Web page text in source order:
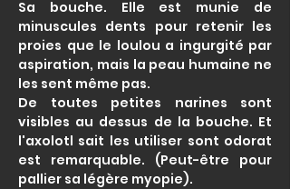
Sa bouche. Elle est munie de
minuscules dents pour retenir les
proies que le loulou a ingurgité par
aspiration, mais la peau humaine ne
les sent même pas.
De toutes petites narines sont
visibles au dessus de la bouche. Et
l'axolotl sait les utiliser sont odorat
est remarquable. (Peut-être pour
pallier sa légère myopie).